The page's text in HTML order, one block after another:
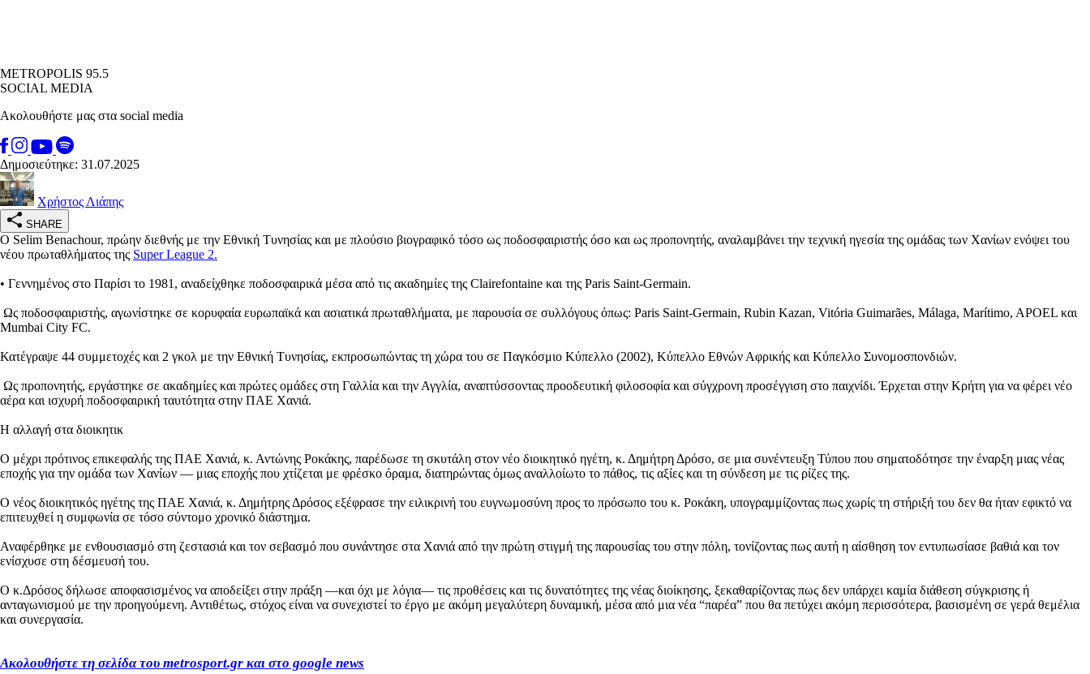
METROPOLIS 95.5
SOCIAL MEDIA
Ακολουθήστε μας στα social media
Δημοσιεύτηκε: 31.07.2025
Χρήστος Λιάπης
SHARE
Ο Selim Benachour, πρώην διεθνής με την Εθνική Τυνησίας και με πλούσιο βιογραφικό τόσο ως ποδοσφαιριστής όσο και ως προπονητής, αναλαμβάνει την τεχνική ηγεσία της ομάδας των Χανίων ενόψει του
νέου πρωταθλήματος της Super League 2.
• Γεννημένος στο Παρίσι το 1981, αναδείχθηκε ποδοσφαιρικά μέσα από τις ακαδημίες της Clairefontaine και της Paris Saint-Germain.
Ως ποδοσφαιριστής, αγωνίστηκε σε κορυφαία ευρωπαϊκά και ασιατικά πρωταθλήματα, με παρουσία σε συλλόγους όπως: Paris Saint-Germain, Rubin Kazan, Vitória Guimarães, Málaga, Marítimo, APOEL και
Mumbai City FC.
Κατέγραψε 44 συμμετοχές και 2 γκολ με την Εθνική Τυνησίας, εκπροσωπώντας τη χώρα του σε Παγκόσμιο Κύπελλο (2002), Κύπελλο Εθνών Αφρικής και Κύπελλο Συνομοσπονδιών.
Ως προπονητής, εργάστηκε σε ακαδημίες και πρώτες ομάδες στη Γαλλία και την Αγγλία, αναπτύσσοντας προοδευτική φιλοσοφία και σύγχρονη προσέγγιση στο παιχνίδι. Έρχεται στην Κρήτη για να φέρει νέο
αέρα και ισχυρή ποδοσφαιρική ταυτότητα στην ΠΑΕ Χανιά.
Η αλλαγή στα διοικητικ
Ο μέχρι πρότινος επικεφαλής της ΠΑΕ Χανιά, κ. Αντώνης Ροκάκης, παρέδωσε τη σκυτάλη στον νέο διοικητικό ηγέτη, κ. Δημήτρη Δρόσο, σε μια συνέντευξη Τύπου που σηματοδότησε την έναρξη μιας νέας
εποχής για την ομάδα των Χανίων — μιας εποχής που χτίζεται με φρέσκο όραμα, διατηρώντας όμως αναλλοίωτο το πάθος, τις αξίες και τη σύνδεση με τις ρίζες της.
Ο νέος διοικητικός ηγέτης της ΠΑΕ Χανιά, κ. Δημήτρης Δρόσος εξέφρασε την ειλικρινή του ευγνωμοσύνη προς το πρόσωπο του κ. Ροκάκη, υπογραμμίζοντας πως χωρίς τη στήριξή του δεν θα ήταν εφικτό να
επιτευχθεί η συμφωνία σε τόσο σύντομο χρονικό διάστημα.
Αναφέρθηκε με ενθουσιασμό στη ζεστασιά και τον σεβασμό που συνάντησε στα Χανιά από την πρώτη στιγμή της παρουσίας του στην πόλη, τονίζοντας πως αυτή η αίσθηση τον εντυπωσίασε βαθιά και τον
ενίσχυσε στη δέσμευσή του.
Ο κ.Δρόσος δήλωσε αποφασισμένος να αποδείξει στην πράξη —και όχι με λόγια— τις προθέσεις και τις δυνατότητες της νέας διοίκησης, ξεκαθαρίζοντας πως δεν υπάρχει καμία διάθεση σύγκρισης ή
ανταγωνισμού με την προηγούμενη. Αντιθέτως, στόχος είναι να συνεχιστεί το έργο με ακόμη μεγαλύτερη δυναμική, μέσα από μια νέα “παρέα” που θα πετύχει ακόμη περισσότερα, βασισμένη σε γερά θεμέλια
και συνεργασία.
Ακολουθήστε τη σελίδα του metrosport.gr και στο google news